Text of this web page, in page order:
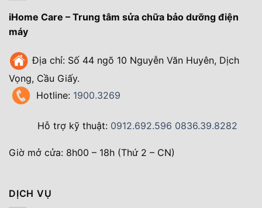
iHome Care – Trung tâm sửa chữa bảo dưỡng điện
máy
Địa chỉ: Số 44 ngõ 10 Nguyễn Văn Huyên, Dịch
Vọng, Cầu Giấy.
Hotline: 1900.3269
Hỗ trợ kỹ thuật: 0912.692.596 0836.39.8282
Giờ mở cửa: 8h00 – 18h (Thứ 2 – CN)
DỊCH VỤ